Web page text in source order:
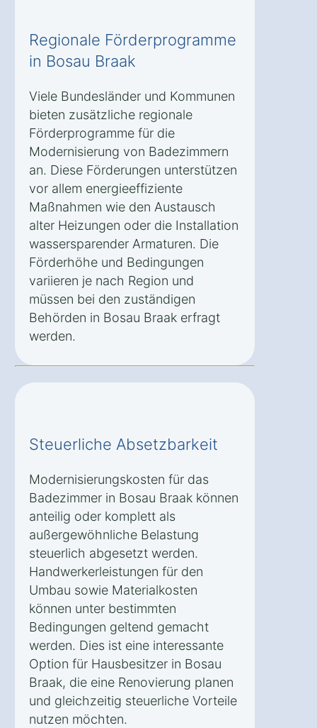
Regionale Förderprogramme
in Bosau Braak
Viele Bundesländer und Kommunen
bieten zusätzliche regionale
Förderprogramme für die
Modernisierung von Badezimmern
an. Diese Förderungen unterstützen
vor allem energieeffiziente
Maßnahmen wie den Austausch
alter Heizungen oder die Installation
wassersparender Armaturen. Die
Förderhöhe und Bedingungen
variieren je nach Region und
müssen bei den zuständigen
Behörden in Bosau Braak erfragt
werden.
Steuerliche Absetzbarkeit
Modernisierungskosten für das
Badezimmer in Bosau Braak können
anteilig oder komplett als
außergewöhnliche Belastung
steuerlich abgesetzt werden.
Handwerkerleistungen für den
Umbau sowie Materialkosten
können unter bestimmten
Bedingungen geltend gemacht
werden. Dies ist eine interessante
Option für Hausbesitzer in Bosau
Braak, die eine Renovierung planen
und gleichzeitig steuerliche Vorteile
nutzen möchten.